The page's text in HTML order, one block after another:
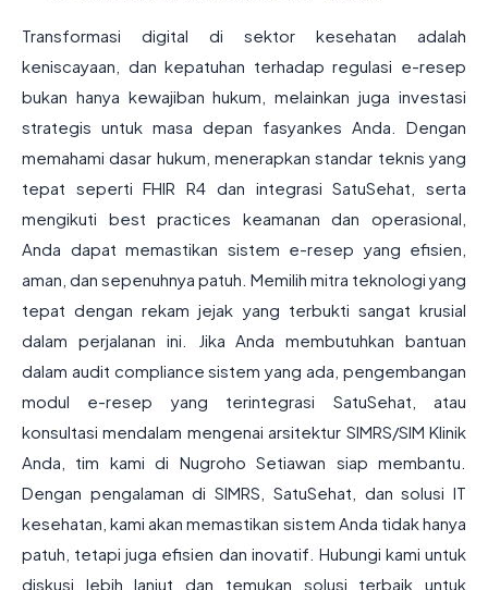
Transformasi digital di sektor kesehatan adalah
keniscayaan, dan kepatuhan terhadap regulasi e-resep
bukan hanya kewajiban hukum, melainkan juga investasi
strategis untuk masa depan fasyankes Anda. Dengan
memahami dasar hukum, menerapkan standar teknis yang
tepat seperti FHIR R4 dan integrasi SatuSehat, serta
mengikuti best practices keamanan dan operasional,
Anda dapat memastikan sistem e-resep yang efisien,
aman, dan sepenuhnya patuh. Memilih mitra teknologi yang
tepat dengan rekam jejak yang terbukti sangat krusial
dalam perjalanan ini. Jika Anda membutuhkan bantuan
dalam audit compliance sistem yang ada, pengembangan
modul e-resep yang terintegrasi SatuSehat, atau
konsultasi mendalam mengenai arsitektur SIMRS/SIM Klinik
Anda, tim kami di Nugroho Setiawan siap membantu.
Dengan pengalaman di SIMRS, SatuSehat, dan solusi IT
kesehatan, kami akan memastikan sistem Anda tidak hanya
patuh, tetapi juga efisien dan inovatif. Hubungi kami untuk
diskusi lebih lanjut dan temukan solusi terbaik untuk